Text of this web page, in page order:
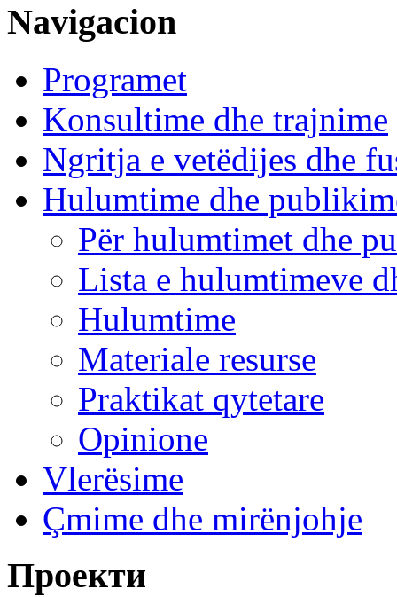
Navigacion
Programet
Konsultime dhe trajnime
Ngritja e vetëdijes dhe
Hulumtime dhe
Për hulumtimet dhe
Lista e hulumtimeve
Hulumtime
Materiale resurse
Praktikat qytetare
Opinione
Vlerësime
Çmime dhe mirënjohje
Проекти